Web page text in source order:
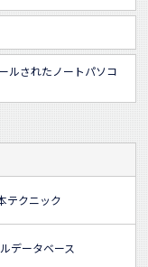
ルされたノートパソコ
テクニック
データベース